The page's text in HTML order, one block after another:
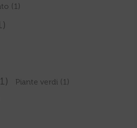
(1)
Piante verdi (1)